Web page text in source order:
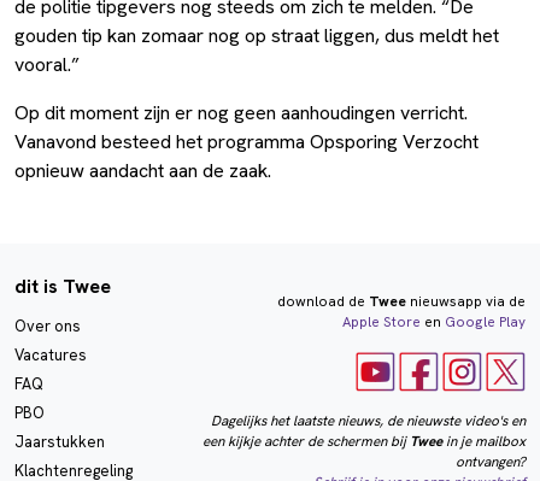
de politie tipgevers nog steeds om zich te melden. “De
gouden tip kan zomaar nog op straat liggen, dus meldt het
vooral.”
Op dit moment zijn er nog geen aanhoudingen verricht.
Vanavond besteed het programma Opsporing Verzocht
opnieuw aandacht aan de zaak.
dit is Twee
Over ons
Vacatures
FAQ
PBO
Jaarstukken
Klachtenregeling
download de Tweenieuwsapp via de
Apple Store en Google Play
Dagelijks het laatste nieuws, de nieuwste video's en
een kijkje achter de schermen bij Tweein je mailbox
ontvangen?